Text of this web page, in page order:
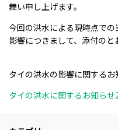
舞い申し上げます。
今回の洪水による現時点で
影響につきまして、添付のと
タイの洪水の影響に関するお
タイの洪水に関するお知ら